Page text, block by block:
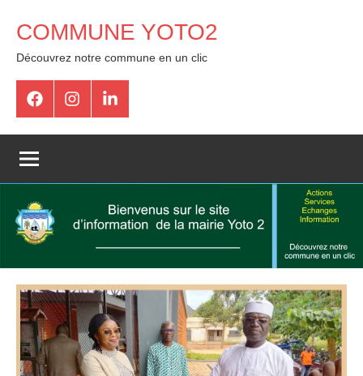
COMMUNE YOTO2
Découvrez notre commune en un clic